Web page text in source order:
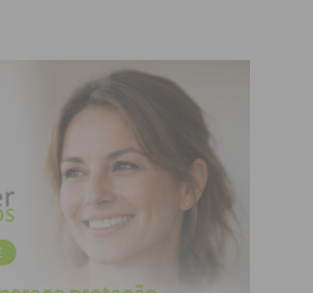
newsletter por e-mail e
forma regular a informação
atualizada.
com ostermos e